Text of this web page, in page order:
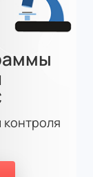
контроля